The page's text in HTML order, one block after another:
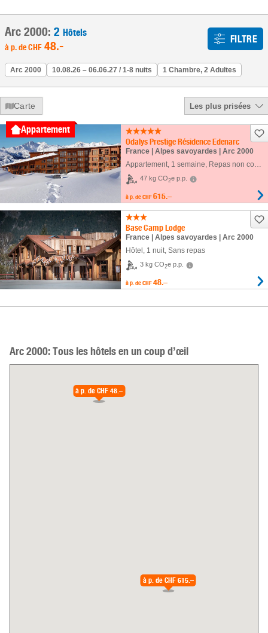
Arc 2000: 2 Hôtels
à p. deCHF 48.- FILTRE
Arc 2000 10.08.26 – 06.06.27 / 1-8 nuits 1 Chambre, 2 Adultes
Carte Les plus prisées
Appartement
Odalys Prestige Résidence Edenarc
France | Alpes savoyardes | Arc 2000
Appartement, 1 semaine, Repas non compris
47 kg CO2e p.p.
à p. de CHF 615.–
Base Camp Lodge
France | Alpes savoyardes | Arc 2000
Hôtel 1 nuit, Sans repas
3 kg CO2e p.p.
à p. de CHF 48.–
Arc 2000: Tous les hôtels en un coup d’œil
à p. de CHF 48.–
à p. de CHF 615.–